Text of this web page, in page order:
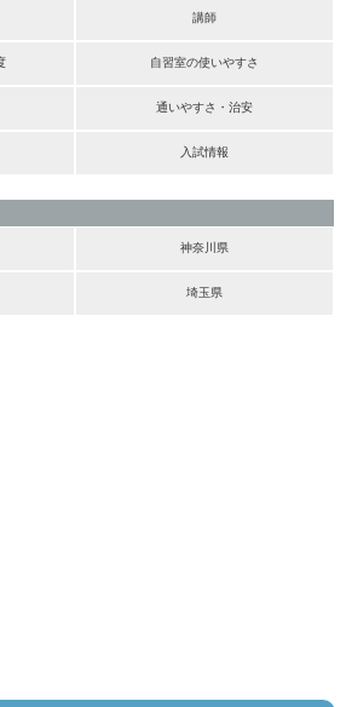
講師
自習室の使いやすさ
通いやすさ・治安
入試情報
神奈川県
埼玉県